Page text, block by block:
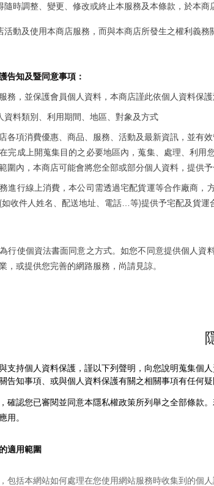
隨時調整、變更、修改或終止本服務及本條款，於本商
活動及使用本商店服務，而與本商店所發生之權利義務
告知及暨同意事項：
務，並保護會員個人資料，本商店謹此依個人資料保
資料類別、利用期間、地區、對象及方式
各項消費優惠、商品、服務、活動及最新資訊，並有
完成上開蒐集目的之必要地區內，蒐集、處理、利
圍內，本商店可能會將您全部或部分個人資料，提供予
進行線上消費，本公司需透過宅配貨運等合作廠商
(如收件人姓名、配送地址、電話…等)提供予宅配及貨運
行使個資法書面同意之方式。如您不同意提供個人
，或提供您完善的網路服務，尚請見諒。
支持個人資料保護，謹以下列聲明，向您說明蒐集個
告知事項、或與個人資料保護有關之相關事項有任何
確認您已審閱並同意本隱私權政策所列舉之全部條款
用。
適用範圍
包括本網站如何處理在您使用網站服務時收集到的個